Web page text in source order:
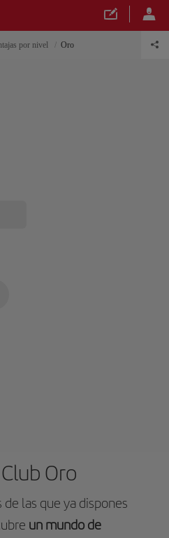
por nivel Oro
Oro
las que ya dispones
un mundo de